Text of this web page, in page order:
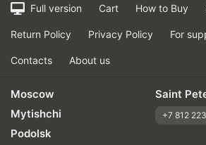
Full version Cart How to Buy
Return Policy Privacy Policy For
Contacts About us
Moscow
Mytishchi
Podolsk
Saint
+7 812